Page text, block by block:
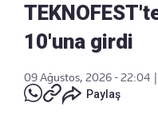
10'una girdi
09 Ağustos, 2026 - 22:04
Paylaş